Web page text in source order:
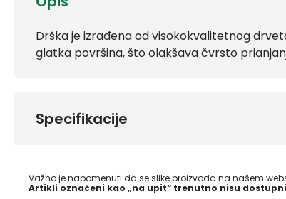
Drška je izrađena od visokokvalitetnog
glatka površina, što olakšava čvrsto
Specifikacije
Važno je napomenuti da se slike proizvoda na našem
Artikli označeni kao „na upit“ trenutno nisu